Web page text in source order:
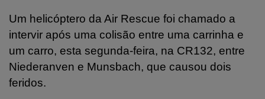
Um helicóptero da Air Rescue foi chamado a
intervir após uma colisão entre uma carrinha e
um carro, esta segunda-feira, na CR132, entre
Niederanven e Munsbach, que causou dois
feridos.